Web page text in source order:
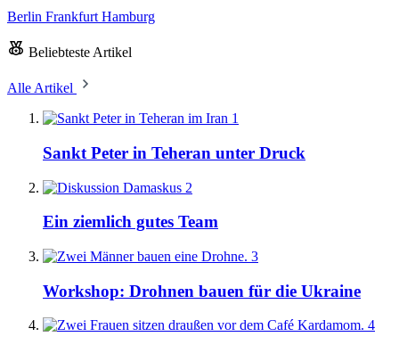
Berlin Frankfurt Hamburg
Beliebteste Artikel
Alle Artikel
1
Sankt Peter in Teheran unter Druck
2
Ein ziemlich gutes Team
3
Workshop: Drohnen bauen für die Ukraine
4